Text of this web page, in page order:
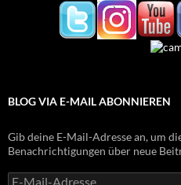
BLOG VIA E-MAIL ABONNIEREN
Gib deine E-Mail-Adresse an, um
Benachrichtigungen über neue
E-